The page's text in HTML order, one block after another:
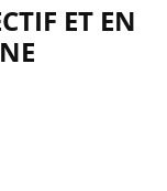
ET EN